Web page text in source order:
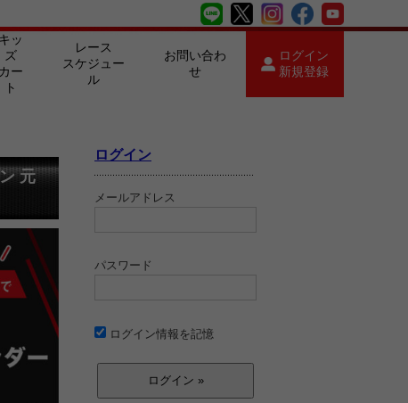
キッ
ズ
カー
ト
レース
スケジュー
ル
お問い合わ
せ
ログイン
新規登録
元
ログイン
メールアドレス
パスワード
ログイン情報を記憶